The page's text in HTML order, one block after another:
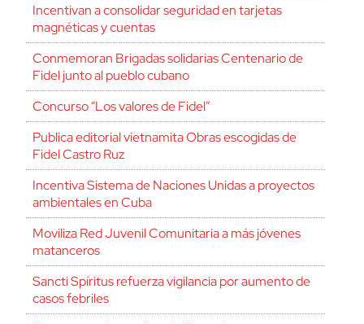
Incentivan a consolidar seguridad en tarjetas
magnéticas y cuentas
Conmemoran Brigadas solidarias Centenario de
Fidel junto al pueblo cubano
Concurso “Los valores de Fidel”
Publica editorial vietnamita Obras escogidas de
Fidel Castro Ruz
Incentiva Sistema de Naciones Unidas a proyectos
ambientales en Cuba
Moviliza Red Juvenil Comunitaria a más jóvenes
matanceros
Sancti Spíritus refuerza vigilancia por aumento de
casos febriles